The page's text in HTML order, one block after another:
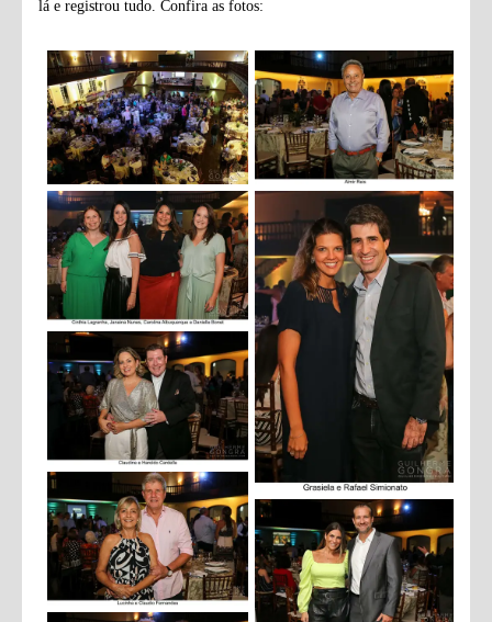
lá e registrou tudo. Confira as fotos: